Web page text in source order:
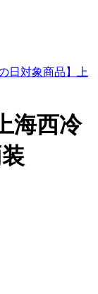
の日対象商品】上
海西冷